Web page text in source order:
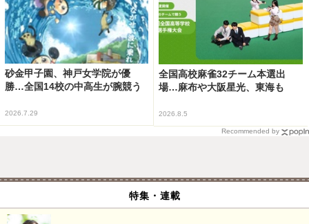
砂金甲子園、神戸女学院が優
勝…全国14校の中高生が腕競う
2026.7.29
全国高校麻雀32チーム本選出
場…麻布や大阪星光、東海も
2026.8.5
Recommended by
特集・連載